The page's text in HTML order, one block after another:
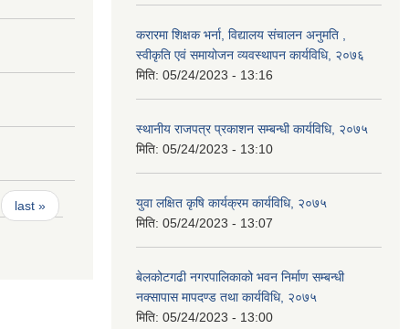
last »
करारमा शिक्षक भर्ना, विद्यालय संचालन अनुमति ,
स्वीकृति एवं समायोजन व्यवस्थापन कार्यविधि, २०७६
मिति: 05/24/2023 - 13:16
स्थानीय राजपत्र प्रकाशन सम्बन्धी कार्यविधि, २०७५
मिति: 05/24/2023 - 13:10
युवा लक्षित कृषि कार्यक्रम कार्यविधि, २०७५
मिति: 05/24/2023 - 13:07
बेलकोटगढी नगरपालिकाको भवन निर्माण सम्बन्धी
नक्सापास मापदण्ड तथा कार्यविधि, २०७५
मिति: 05/24/2023 - 13:00